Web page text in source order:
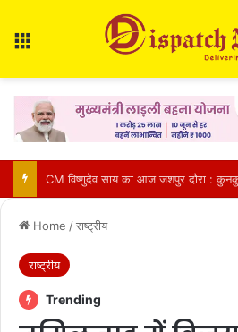
Home /राष्ट्रीय
राष्ट्रीय
Trending